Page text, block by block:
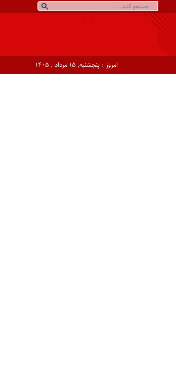
امروز : پنجشنبه, ۱۵ مرداد , ۱۴۰۵